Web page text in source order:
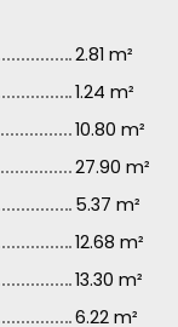
2.81 m²
1.24 m²
10.80 m²
27.90 m²
5.37 m²
12.68 m²
13.30 m²
6.22 m²